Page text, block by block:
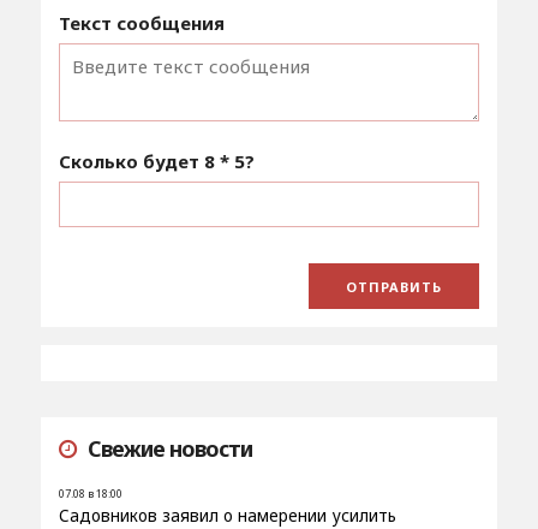
Текст сообщения
Сколько будет 8 * 5?
Свежие новости
07.08 в 18:00
Садовников заявил о намерении усилить